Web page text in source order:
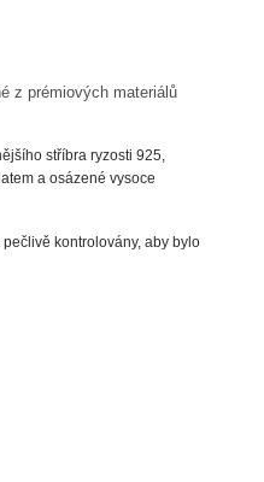
z prémiových materiálů
stříbra ryzosti 925,
a osázené vysoce
kontrolovány, aby bylo